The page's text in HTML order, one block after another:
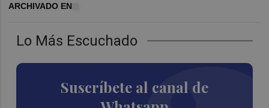
Lo Más Escuchado
Suscríbete al canal de
ARCHIVADO EN